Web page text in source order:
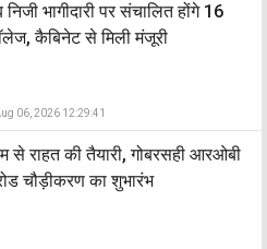
निजी भागीदारी पर संचालित होंगे 16
कैबिनेट से मिली मंजूरी
06, 2026 12:29:41
से राहत की तैयारी, गोबरसही आरओबी
चौड़ीकरण का शुभारंभ